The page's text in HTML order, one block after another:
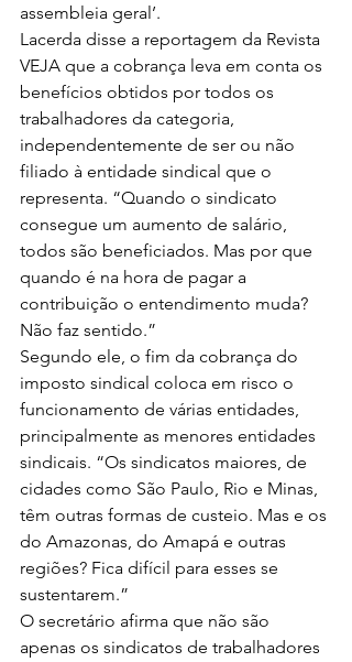
assembleia geral’.
Lacerda disse a reportagem da Revista
VEJA que a cobrança leva em conta os
benefícios obtidos por todos os
trabalhadores da categoria,
independentemente de ser ou não
filiado à entidade sindical que o
representa. “Quando o sindicato
consegue um aumento de salário,
todos são beneficiados. Mas por que
quando é na hora de pagar a
contribuição o entendimento muda?
Não faz sentido.”
Segundo ele, o fim da cobrança do
imposto sindical coloca em risco o
funcionamento de várias entidades,
principalmente as menores entidades
sindicais. “Os sindicatos maiores, de
cidades como São Paulo, Rio e Minas,
têm outras formas de custeio. Mas e os
do Amazonas, do Amapá e outras
regiões? Fica difícil para esses se
sustentarem.”
O secretário afirma que não são
apenas os sindicatos de trabalhadores